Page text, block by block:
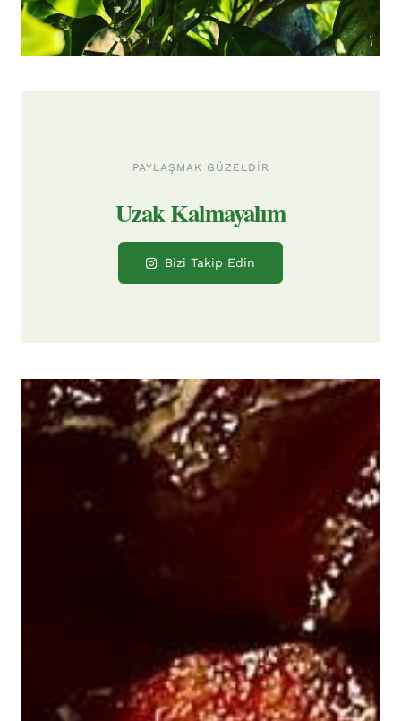
PAYLAŞMAK GÜZELDIR
Bizi Takip Edin